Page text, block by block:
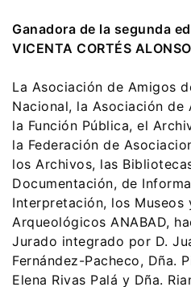
Ganadora de la segunda
VICENTA CORTÉS ALONSO
La Asociación de Amigos
Nacional, la Asociación de
la Función Pública, el
la Federación de
los Archivos, las
Documentación, de
Interpretación, los Museos
Arqueológicos ANABAD,
Jurado integrado por D.
Fernández-Pacheco, Dña.
Elena Rivas Palá y Dña.